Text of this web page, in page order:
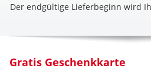
Der endgültige Lieferbeginn wird
Gratis Geschenkkarte